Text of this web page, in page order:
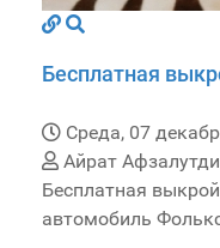
Бесплатная
Среда, 07
Айрат
Бесплатная
автомобиль